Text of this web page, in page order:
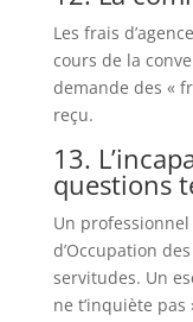
Les frais
cours de la
demande des «
reçu.
13.
questions
Un
d’Occupation
servitudes. Un
ne t’inquiète pas